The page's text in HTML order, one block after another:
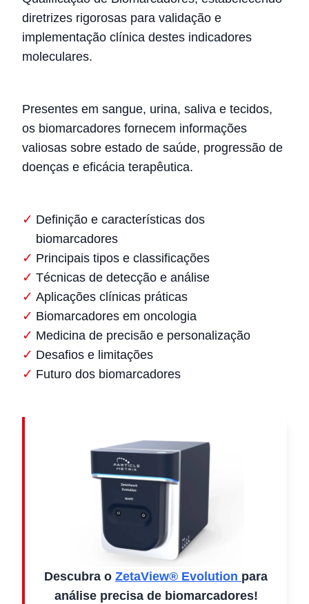
diretrizes rigorosas para validação e
implementação clínica destes indicadores
moleculares.
Presentes em sangue, urina, saliva e tecidos,
os biomarcadores fornecem informações
valiosas sobre estado de saúde, progressão de
doenças e eficácia terapêutica.
Definição e características dos
biomarcadores
Principais tipos e classificações
Técnicas de detecção e análise
Aplicações clínicas práticas
Biomarcadores em oncologia
Medicina de precisão e personalização
Desafios e limitações
Futuro dos biomarcadores
Descubra o ZetaView® Evolution para
análise precisa de biomarcadores!